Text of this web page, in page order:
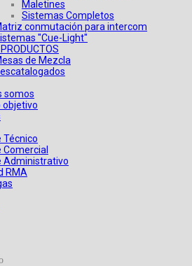
Maletines
Sistemas Completos
conmutación para intercom
"Cue-Light"
de Mezcla
somos
objetivo
Técnico
Administrativo
RMA